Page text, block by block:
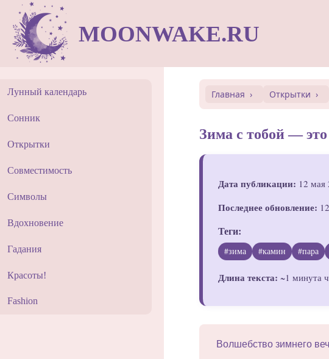
MOONWAKE.RU
Лунный календарь
Сонник
Открытки
Совместимость
Символы
Вдохновение
Гадания
Красоты!
Fashion
Главная Открытки
Зима с тобой —
Дата публикации: 12 мая
Последнее обновление:
Теги:
#зима #камин #пара
Длина текста: ~1 минута
Волшебство зимнего